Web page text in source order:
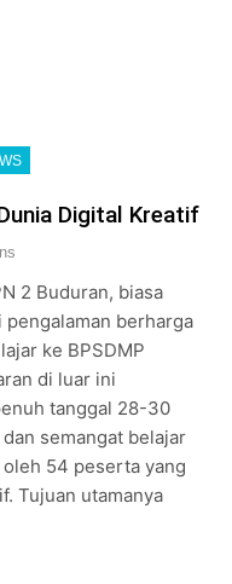
Digital Kreatif
2 Buduran, biasa
berharga
ke BPSDMP
di luar ini
tanggal 28-30
semangat belajar
54 peserta yang
Tujuan utamanya